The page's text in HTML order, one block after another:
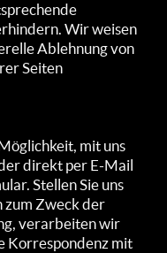
Wir weisen
Ablehnung von
Seiten
mit uns
direkt per E-Mail
Stellen Sie uns
zum Zweck der
verarbeiten wir
Korrespondenz mit